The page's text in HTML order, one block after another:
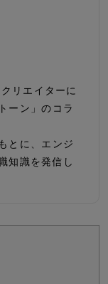
リエイターに
ーン」のコラ
とに、エンジ
知識を発信し